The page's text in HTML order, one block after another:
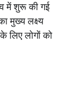
में शुरू की गई
मुख्य लक्ष्य
लिए लोगों को